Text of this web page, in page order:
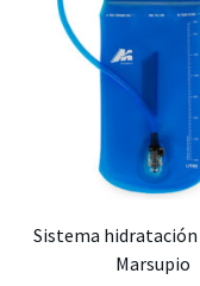
Sistema hidratación
Marsupio